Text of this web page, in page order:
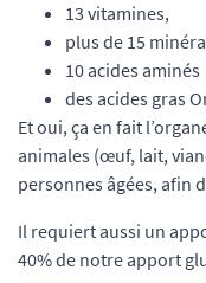
13 vitamines,
plus de 15
10 acides aminés
des acides gras
Et oui, ça en fait
animales (œuf, lait,
personnes âgées, afin
Il requiert aussi un
40% de notre apport